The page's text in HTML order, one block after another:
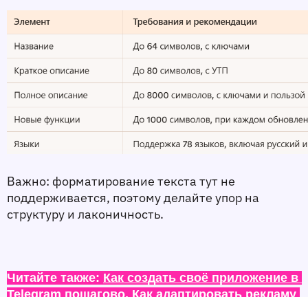
Важно: форматирование текста тут не
поддерживается, поэтому делайте упор на
структуру и лаконичность.
Читайте также: Как создать своё приложение в